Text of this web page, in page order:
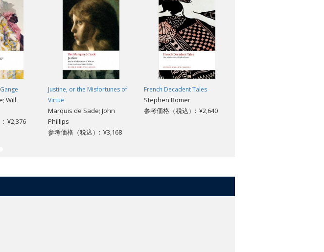
Will
: ¥2,376
Justine, or the Misfortunes of
Virtue
Marquis de Sade; John
Phillips
参考価格（税込）: ¥3,168
French Decadent Tales
Stephen Romer
参考価格（税込）: ¥2,640